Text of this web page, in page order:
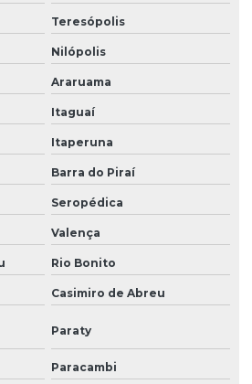
Teresópolis
Nilópolis
Araruama
Itaguaí
Itaperuna
Barra do Piraí
Seropédica
Valença
Rio Bonito
Casimiro de Abreu
Paraty
Paracambi